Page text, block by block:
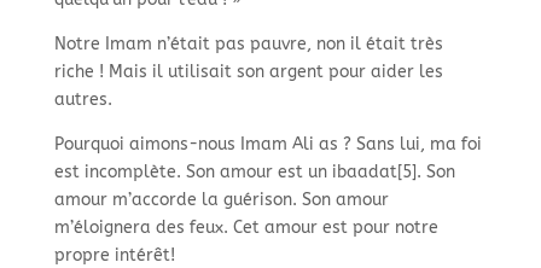
Notre Imam n’était pas pauvre, non il était très
riche ! Mais il utilisait son argent pour aider les
autres.
Pourquoi aimons-nous Imam Ali as ? Sans lui, ma foi
est incomplète. Son amour est un ibaadat[5]. Son
amour m’accorde la guérison. Son amour
m’éloignera des feux. Cet amour est pour notre
propre intérêt!